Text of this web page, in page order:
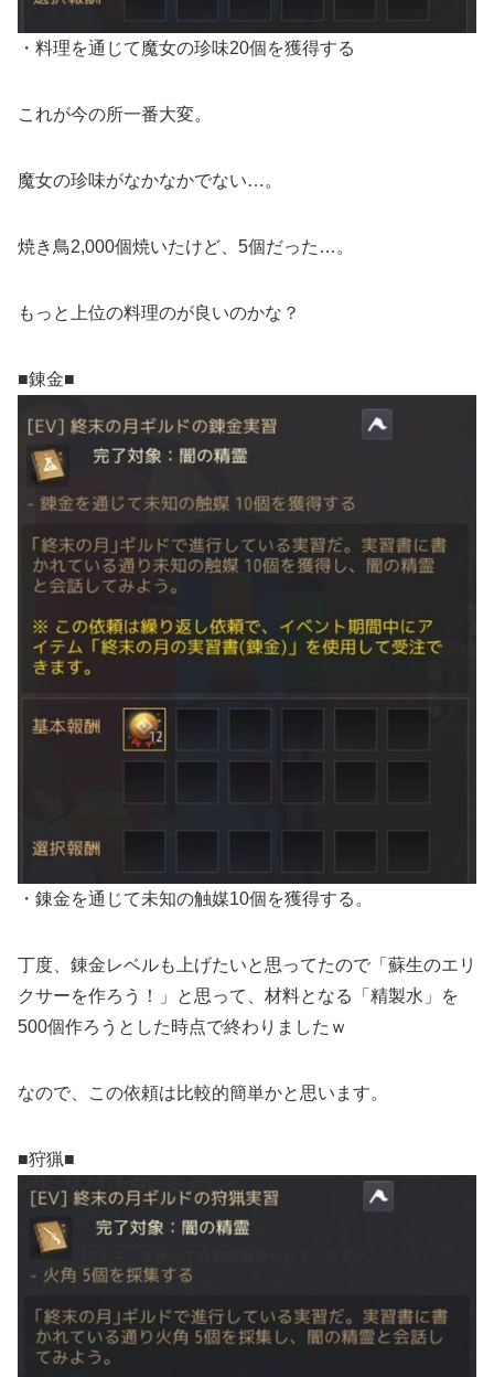
・料理を通じて魔女の珍味20個を獲得する
これが今の所一番大変。
魔女の珍味がなかなかでない…。
焼き鳥2,000個焼いたけど、5個だった…。
もっと上位の料理のが良いのかな？
■錬金■
・錬金を通じて未知の触媒10個を獲得する。
丁度、錬金レベルも上げたいと思ってたので「蘇生のエリ
クサーを作ろう！」と思って、材料となる「精製水」を
500個作ろうとした時点で終わりましたｗ
なので、この依頼は比較的簡単かと思います。
■狩猟■